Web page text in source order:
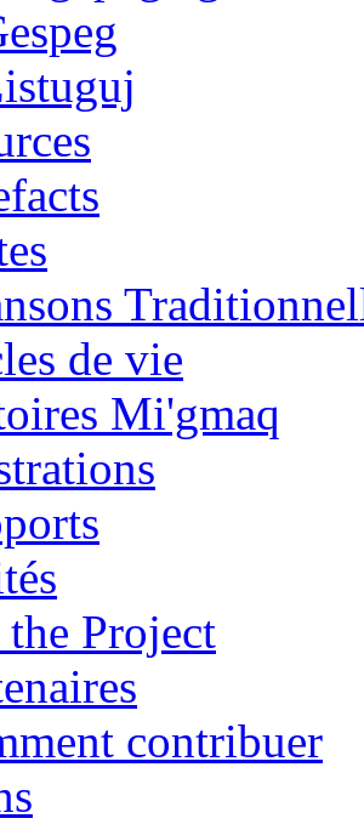
de vie
Mi'gmaq
Project
contribuer